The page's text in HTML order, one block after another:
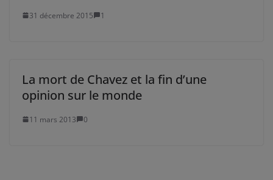
31 décembre 2015 1
La mort de Chavez et la fin d’une
opinion sur le monde
11 mars 2013 0